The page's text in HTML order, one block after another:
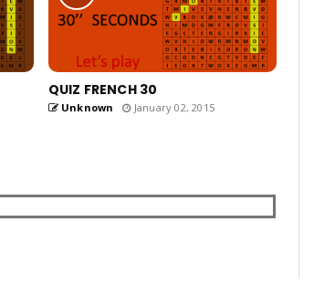
QUIZ FRENCH 30
Unknown January 02, 2015